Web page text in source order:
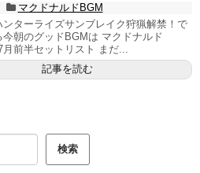
マクドナルドBGM
ンターライズサンブレイク狩猟解禁！で
今朝のグッドBGMは マクドナルド
前半セットリスト まだ...
記事を読む
検索